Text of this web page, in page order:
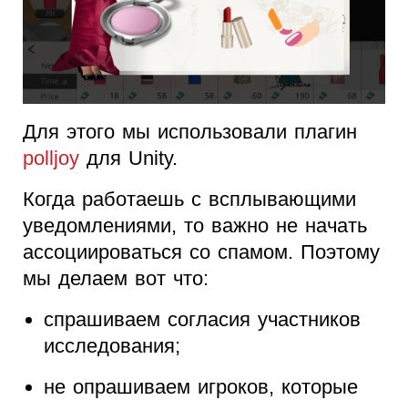
Для этого мы использовали плагин
polljoy для Unity.
Когда работаешь с всплывающими
уведомлениями, то важно не начать
ассоциироваться со спамом. Поэтому
мы делаем вот что:
спрашиваем согласия участников
исследования;
не опрашиваем игроков, которые